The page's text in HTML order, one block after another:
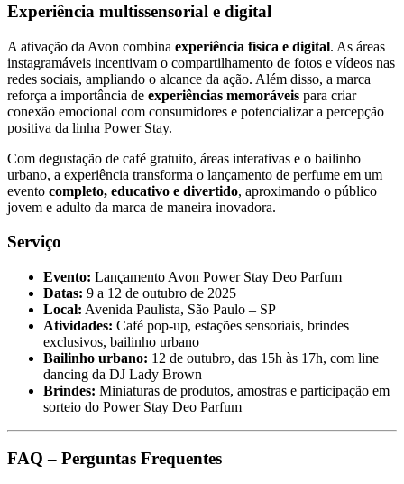
Experiência multissensorial e digital
A ativação da Avon combina experiência física e digital. As áreas
instagramáveis incentivam o compartilhamento de fotos e vídeos nas
redes sociais, ampliando o alcance da ação. Além disso, a marca
reforça a importância de experiências memoráveis para criar
conexão emocional com consumidores e potencializar a percepção
positiva da linha Power Stay.
Com degustação de café gratuito, áreas interativas e o bailinho
urbano, a experiência transforma o lançamento de perfume em um
evento completo, educativo e divertido, aproximando o público
jovem e adulto da marca de maneira inovadora.
Serviço
Evento: Lançamento Avon Power Stay Deo Parfum
Datas: 9 a 12 de outubro de 2025
Local: Avenida Paulista, São Paulo – SP
Atividades: Café pop-up, estações sensoriais, brindes
exclusivos, bailinho urbano
Bailinho urbano: 12 de outubro, das 15h às 17h, com line
dancing da DJ Lady Brown
Brindes: Miniaturas de produtos, amostras e participação em
sorteio do Power Stay Deo Parfum
FAQ – Perguntas Frequentes